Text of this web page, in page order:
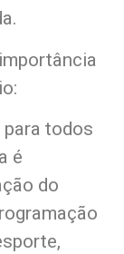
para todos
é
do